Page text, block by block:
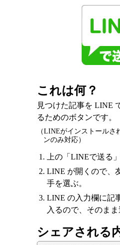
これは何？
見つけた記事を LINE
るためのボタンです。
（LINEがインストールさ
ンのみ対応）
上の「LINEで送る
LINE が開くので、
手を選ぶ。
LINE の入力欄に記
入るので、そのまま
シェアされる